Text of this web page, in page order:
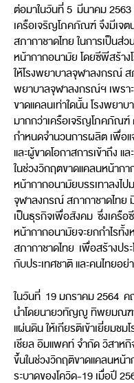
ต่อมาในวันที่ 5 มีนาคม
เครือเจริญโภคภัณฑ์ จึงมีเจ
สภากาชาดไทย ในการเป็นส่
หน้ากากอนามัย โดยซีพีสร้าง
ให้โรงพยาบาลจุฬาลงกรณ์ ส
พยาบาลจุฬาลงกรณ์ฯ เพรา
ขาดแคลนเท่าใดนั้น โรงพยา
มากกว่าเครือเจริญโภคภัณ
กำหนดจำนวนการผลิต เพื่อ
และผู้ขาดโอกาสการเข้าถึง แ
ในช่วงวิกฤตขาดแคลนหน้าก
หน้ากากอนามัยบรรเทาลงไ
จุฬาลงกรณ์ สภากาชาดไทย
เป็นธุรกิจเพื่อสังคม ซึ่งเครือ
หน้ากากอนามัยจะยกกำไรทั้
สภากาชาดไทย เพื่อสร้างปร
กับประเทศชาติ และคนไทยอย่
ในวันที่ 19 มกราคม 2564
นำโดยนายวทัญญู ทิพยมณฑ
แผ่นดิน ให้เกียรติเข้าเยี่ยมช
เชียล อิมแพคท์ จำกัด วิสาห
ขึ้นในช่วงวิกฤติขาดแคลนหน้
ระบาดของโควิด-19 เมื่อปี